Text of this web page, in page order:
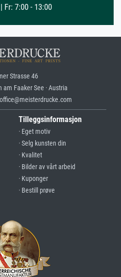
Fr: 7:00 - 13:00
Strasse 46
Faaker See · Austria
Tilleggsinformasjon
· Eget motiv
· Selg kunsten din
· Kvalitet
· Bilder av vårt arbeid
· Kuponger
· Bestill prøve